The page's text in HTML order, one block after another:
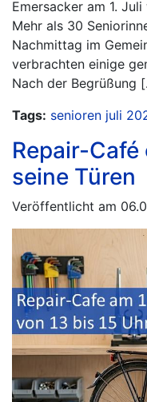
Emersacker am 1.
Mehr als 30
Nachmittag im
verbrachten einige
Nach der Begrüßung
Tags: senioren juli
Repair-
seine Türen
Veröffentlicht am